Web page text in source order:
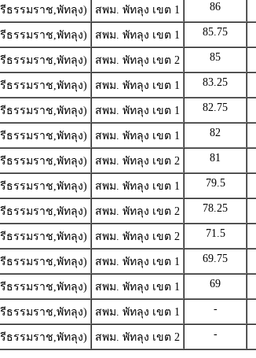
ธรรมราช,พัทลุง) สพม. พัทลุง เขต 1 86
ธรรมราช,พัทลุง) สพม. พัทลุง เขต 1 85.75
ธรรมราช,พัทลุง) สพม. พัทลุง เขต 2 85
ธรรมราช,พัทลุง) สพม. พัทลุง เขต 1 83.25
ธรรมราช,พัทลุง) สพม. พัทลุง เขต 1 82.75
ธรรมราช,พัทลุง) สพม. พัทลุง เขต 1 82
ธรรมราช,พัทลุง) สพม. พัทลุง เขต 2 81
ธรรมราช,พัทลุง) สพม. พัทลุง เขต 1 79.5
ธรรมราช,พัทลุง) สพม. พัทลุง เขต 2 78.25
ธรรมราช,พัทลุง) สพม. พัทลุง เขต 2 71.5
ธรรมราช,พัทลุง) สพม. พัทลุง เขต 1 69.75
ธรรมราช,พัทลุง) สพม. พัทลุง เขต 1 69
ธรรมราช,พัทลุง) สพม. พัทลุง เขต 1 -
ธรรมราช,พัทลุง) สพม. พัทลุง เขต 2 -